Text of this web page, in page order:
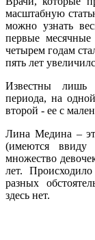
масштабную
можно узнать
первые
четырем годам
пять лет
Известны лишь
периода, на
второй - ее с
Лина Медина –
(имеются ввиду
множество
лет.
разных
здесь нет.